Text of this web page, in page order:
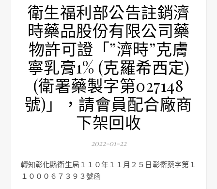
衛生福利部公告註銷濟
時藥品股份有限公司藥
物許可證「”濟時”克膚
寧乳膏1% (克羅希西定)
(衛署藥製字第027148
號)」，請會員配合廠商
下架回收
2022-01-22
轉知彰化縣衛生局１１０年１１月２５日彰衛藥字第１
１０００６７３９３號函